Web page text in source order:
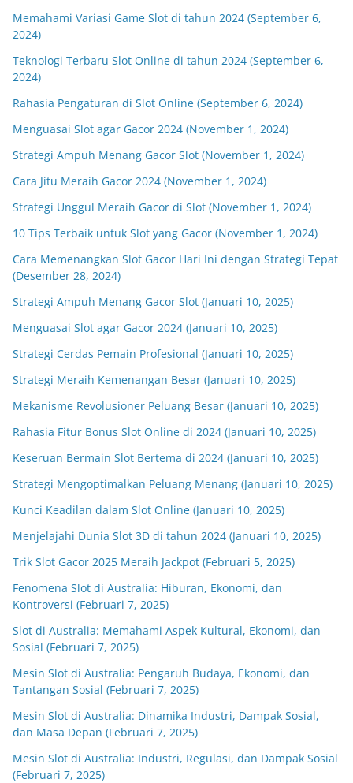
Memahami Variasi Game Slot di tahun 2024 (September 6,
2024)
Teknologi Terbaru Slot Online di tahun 2024 (September 6,
2024)
Rahasia Pengaturan di Slot Online (September 6, 2024)
Menguasai Slot agar Gacor 2024 (November 1, 2024)
Strategi Ampuh Menang Gacor Slot (November 1, 2024)
Cara Jitu Meraih Gacor 2024 (November 1, 2024)
Strategi Unggul Meraih Gacor di Slot (November 1, 2024)
10 Tips Terbaik untuk Slot yang Gacor (November 1, 2024)
Cara Memenangkan Slot Gacor Hari Ini dengan Strategi Tepat
(Desember 28, 2024)
Strategi Ampuh Menang Gacor Slot (Januari 10, 2025)
Menguasai Slot agar Gacor 2024 (Januari 10, 2025)
Strategi Cerdas Pemain Profesional (Januari 10, 2025)
Strategi Meraih Kemenangan Besar (Januari 10, 2025)
Mekanisme Revolusioner Peluang Besar (Januari 10, 2025)
Rahasia Fitur Bonus Slot Online di 2024 (Januari 10, 2025)
Keseruan Bermain Slot Bertema di 2024 (Januari 10, 2025)
Strategi Mengoptimalkan Peluang Menang (Januari 10, 2025)
Kunci Keadilan dalam Slot Online (Januari 10, 2025)
Menjelajahi Dunia Slot 3D di tahun 2024 (Januari 10, 2025)
Trik Slot Gacor 2025 Meraih Jackpot (Februari 5, 2025)
Fenomena Slot di Australia: Hiburan, Ekonomi, dan
Kontroversi (Februari 7, 2025)
Slot di Australia: Memahami Aspek Kultural, Ekonomi, dan
Sosial (Februari 7, 2025)
Mesin Slot di Australia: Pengaruh Budaya, Ekonomi, dan
Tantangan Sosial (Februari 7, 2025)
Mesin Slot di Australia: Dinamika Industri, Dampak Sosial,
dan Masa Depan (Februari 7, 2025)
Mesin Slot di Australia: Industri, Regulasi, dan Dampak Sosial
(Februari 7, 2025)